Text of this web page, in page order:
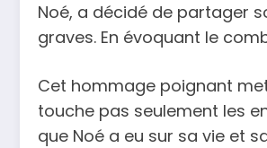
Noé, a décidé de partager
graves. En évoquant le
Cet hommage poignant
touche pas seulement les
que Noé a eu sur sa vie et